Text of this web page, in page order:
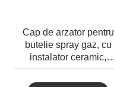
Cap de arzator pentru
butelie spray gaz, cu
instalator ceramic,
aprindere piezo